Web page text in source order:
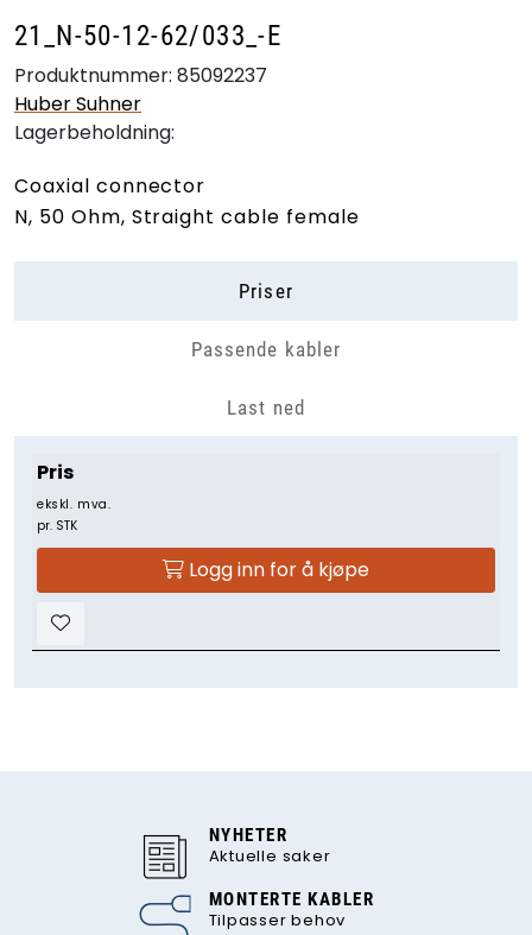
21_N-50-12-62/033_-E
Produktnummer: 85092237
Huber Suhner
Lagerbeholdning:
Coaxial connector
N, 50 Ohm, Straight cable female
Priser
Passende kabler
Last ned
Pris
ekskl. mva.
pr. STK
Logg inn for å kjøpe
NYHETER
Aktuelle saker
MONTERTE KABLER
Tilpasser behov